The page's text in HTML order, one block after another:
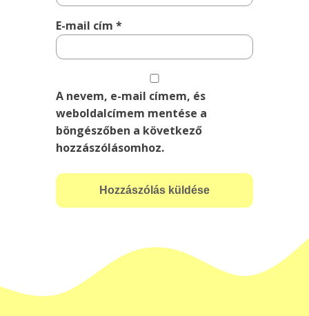
E-mail cím*
A nevem, e-mail címem, és
weboldalcímem mentése a
böngészőben a következő
hozzászólásomhoz.